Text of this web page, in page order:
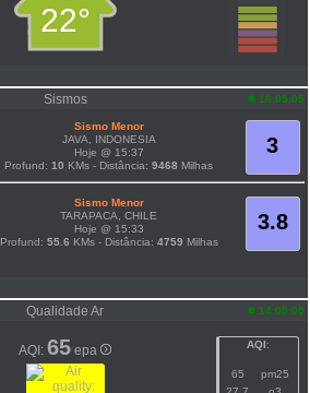
22°
Sismos 16:05:05
3
Sismo Menor
JAVA, INDONESIA
Hoje @ 15:37
Profund:10 KMs - Distância:9468 Milhas
3.8
Sismo Menor
TARAPACA, CHILE
Hoje @ 15:33
Profund: 55.6 KMs - Distância: 4759 Milhas
Qualidade Ar 14:00:00
AQI:65 epa AQI:
65
pm25